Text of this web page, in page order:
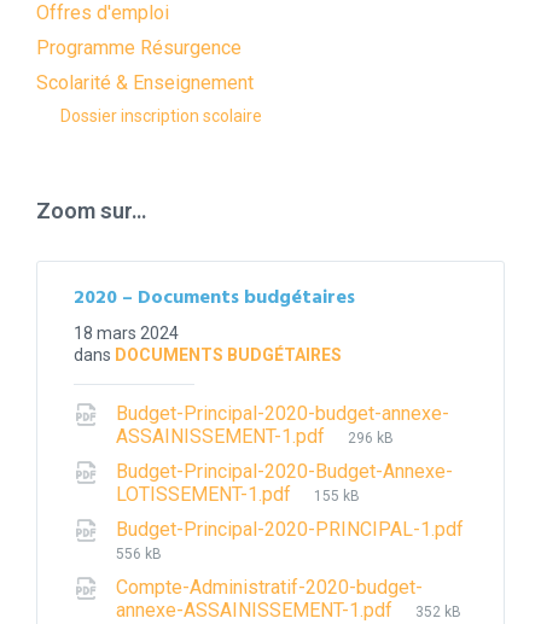
Offres d'emploi
Programme Résurgence
Scolarité & Enseignement
Dossier inscription scolaire
Zoom sur…
2020 – Documents budgétaires
18 mars 2024
dans DOCUMENTS BUDGÉTAIRES
Budget-Principal-2020-budget-annexe-
ASSAINISSEMENT-1.pdf
File
296 kB
Budget-Principal-2020-Budget-Annexe-
LOTISSEMENT-1.pdf
File
size:
155 kB
Budget-Principal-2020-PRINCIPAL-1.pdf
File
size:
556 kB
Compte-Administratif-2020-budget-
annexe-ASSAINISSEMENT-1.pdf
File
352 kB